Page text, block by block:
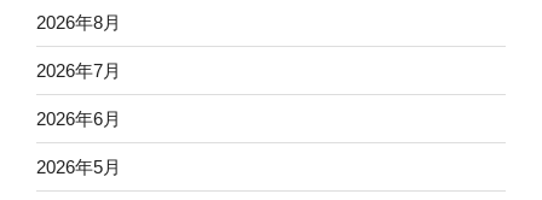
2026年8月
2026年7月
2026年6月
2026年5月